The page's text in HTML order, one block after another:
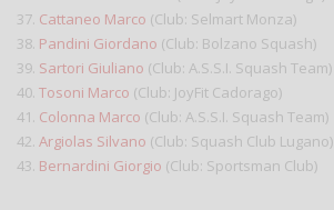
37. Cattaneo Marco (Club: Selmart Monza)
38. Pandini Giordano (Club: Bolzano Squash)
39. Sartori Giuliano (Club: A.S.S.I. Squash Team)
40. Tosoni Marco (Club: JoyFit Cadorago)
41. Colonna Marco (Club: A.S.S.I. Squash Team)
42. Argiolas Silvano (Club: Squash Club Lugano)
43. Bernardini Giorgio (Club: Sportsman Club)